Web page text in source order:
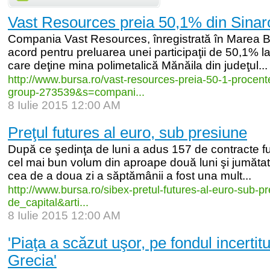
Vast Resources preia 50,1% din
Compania Vast Resources, înregistrată în Marea
acord pentru preluarea unei participaţii de 50,1%
care deţine mina polimetalică Mănăila din judeţul...
http://www.bursa.ro/vast-resources-preia-50-1-
group-273539&s=compani...
8 Iulie 2015 12:00 AM
Preţul futures al euro, sub presiune
După ce şedinţa de luni a adus 157 de contracte
cel mai bun volum din aproape două luni şi
cea de a doua zi a săptămânii a fost una mult...
http://www.bursa.ro/sibex-pretul-futures-al-euro-sub-
de_ capital&arti...
8 Iulie 2015 12:00 AM
'Piaţa a scăzut uşor, pe fondul
Grecia'